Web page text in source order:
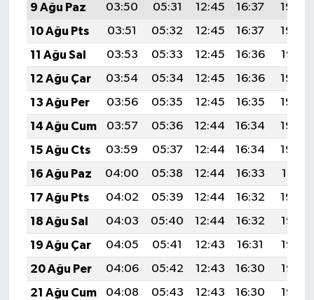
9 Ağu Paz
03:50 05:31 12:45 16:37
19:50
10 Ağu Pts
03:51 05:32 12:45 16:37
19:49
11 Ağu Sal
03:53 05:33 12:45 16:36
19:47
12 Ağu Çar
03:54 05:34 12:45 16:36
19:46
13 Ağu Per
03:56 05:35 12:45 16:35
19:45
14 Ağu Cum
03:57 05:36 12:44 16:34
19:43
15 Ağu Cts
03:59 05:37 12:44 16:34
19:42
16 Ağu Paz
04:00 05:38 12:44 16:33
19:41
17 Ağu Pts
04:02 05:39 12:44 16:32
19:39
18 Ağu Sal
04:03 05:40 12:44 16:32
19:38
19 Ağu Çar
04:05 05:41 12:43 16:31
19:36
20 Ağu Per
04:06 05:42 12:43 16:30
19:35
21 Ağu Cum
04:08 05:43 12:43 16:30
19:33